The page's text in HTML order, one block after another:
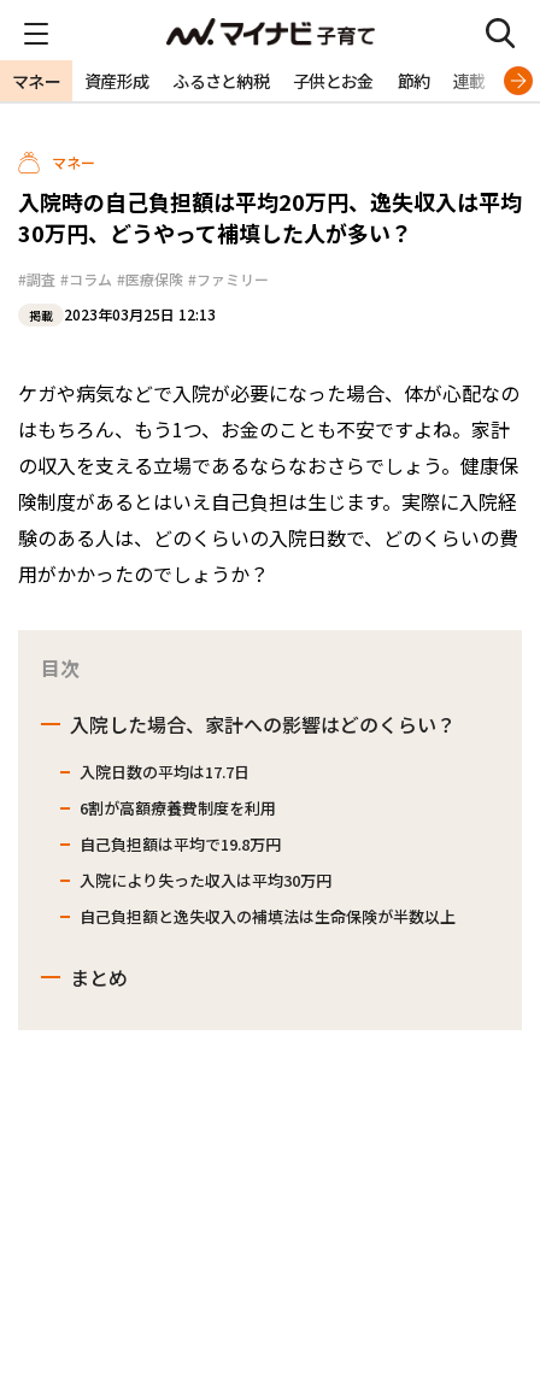
マネー 資産形成 ふるさと納税 子供とお金 節約 連載 特
マネー
入院時の自己負担額は平均20万円、逸失収入は平均
30万円、どうやって補填した人が多い？
#調査 #コラム #医療保険 #ファミリー
掲載 2023年03月25日 12:13
ケガや病気などで入院が必要になった場合、体が心配なの
はもちろん、もう1つ、お金のことも不安ですよね。家計
の収入を支える立場であるならなおさらでしょう。健康保
険制度があるとはいえ自己負担は生じます。実際に入院経
験のある人は、どのくらいの入院日数で、どのくらいの費
用がかかったのでしょうか？
目次
入院した場合、家計への影響はどのくらい？
入院日数の平均は17.7日
6割が高額療養費制度を利用
自己負担額は平均で19.8万円
入院により失った収入は平均30万円
自己負担額と逸失収入の補填法は生命保険が半数以上
まとめ